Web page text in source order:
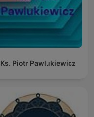
Ks. Piotr Pawlukiewicz